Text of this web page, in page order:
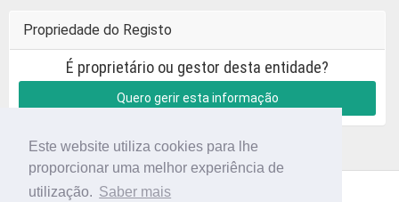
Este website utiliza cookies para lhe
proporcionar uma melhor experiência de
utilização. Saber mais
Propriedade do Registo
É proprietário ou gestor desta entidade?
Quero gerir esta informação